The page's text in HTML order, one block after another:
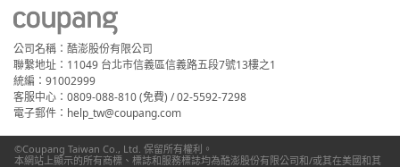
公司名稱：酷澎股份有限公司
聯繫地址：11049 台北市信義區信義路五段7號13樓之1
統編：91002999
客服中心：0809-088-810 (免費) / 02-5592-7298
電子郵件：help_tw@coupang.com
©Coupang Taiwan Co., Ltd. 保留所有權利。
本網站上顯示的所有商標、標誌和服務標誌均為酷澎股份有限公司和/或其在美國和其